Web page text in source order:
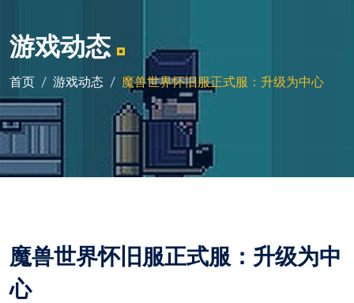
游戏动态
首页 游戏动态 魔兽世界怀旧服正式服：升级为中心
魔兽世界怀旧服正式服：升级为中
心